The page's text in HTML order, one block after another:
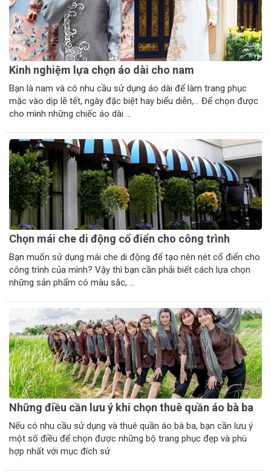
Kinh nghiệm lựa chọn áo dài cho nam
Bạn là nam và có nhu cầu sử dụng áo dài để làm trang phục
mặc vào dịp lẽ tết, ngày đặc biệt hay biểu diễn,… Để chọn được
cho mình những chiếc áo dài ...
Chọn mái che di động cổ điển cho công trình
Bạn muốn sử dụng mái che di động để tạo nên nét cổ điển cho
công trình của mình? Vậy thì bạn cần phải biết cách lựa chọn
những sản phẩm có màu sắc, ...
Những điều cần lưu ý khi chọn thuê quần áo bà ba
Nếu có nhu cầu sử dụng và thuê quần áo bà ba, bạn cần lưu ý
một số điều để chọn được những bộ trang phục đẹp và phù
hợp nhất với mục đích sử